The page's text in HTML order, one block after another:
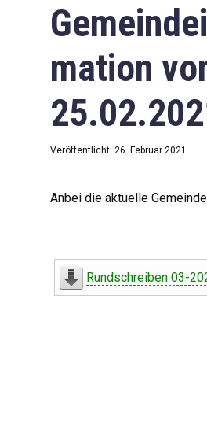
Downloads
Impressum
Datenschutzerklärung
mation
Veröffentlicht: 26. Februar 2021
Anbei die aktuelle
Rundschreiben 03-